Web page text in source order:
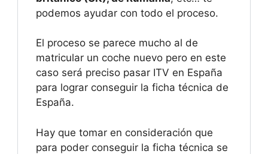
podemos ayudar con todo el proceso.
El proceso se parece mucho al de
matricular un coche nuevo pero en este
caso será preciso pasar ITV en España
para lograr conseguir la ficha técnica de
España.
Hay que tomar en consideración que
para poder conseguir la ficha técnica se